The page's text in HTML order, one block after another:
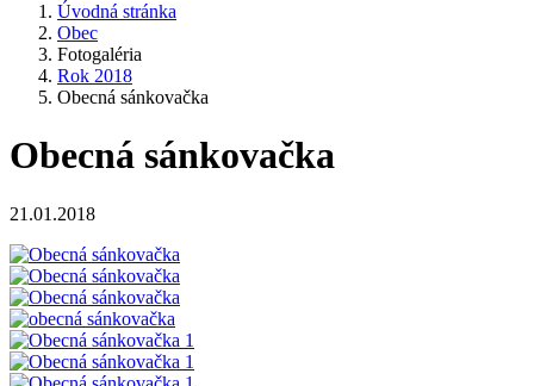
Úvodná stránka
Obec
Fotogaléria
Rok 2018
Obecná sánkovačka
Obecná sánkovačka
21.01.2018